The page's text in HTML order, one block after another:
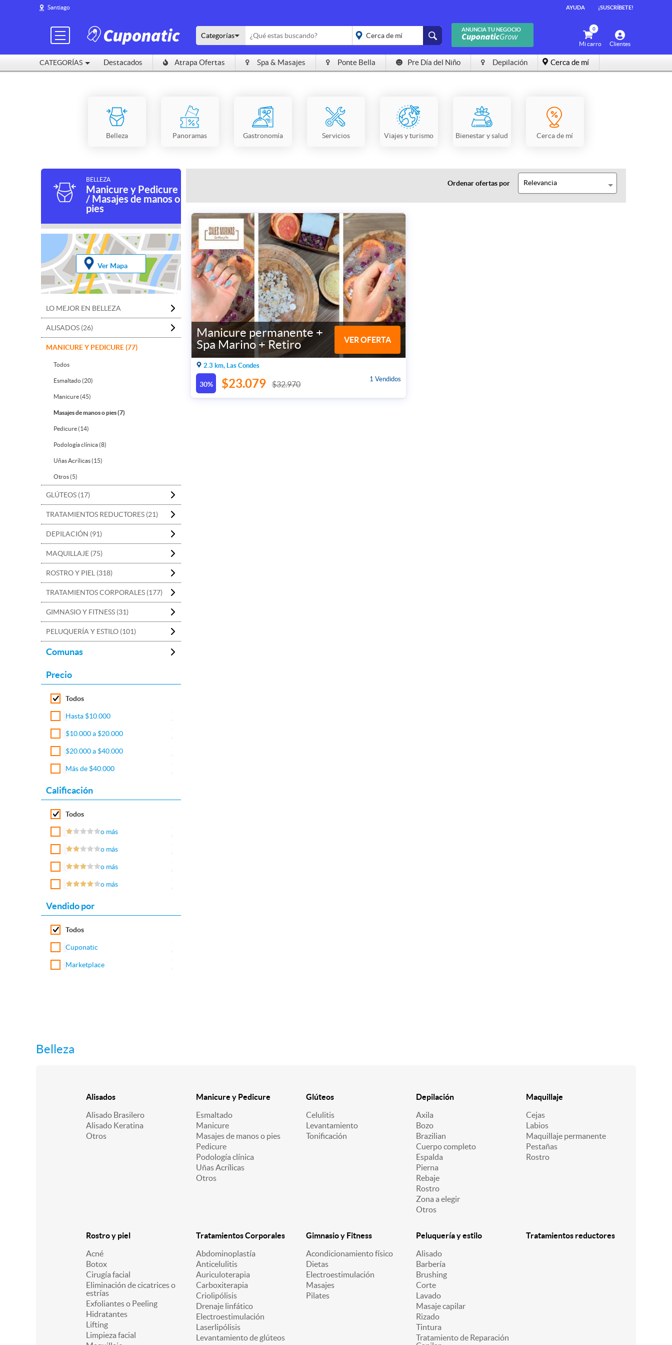
Santiago AYUDA ¡SUSCRÍBETE!
CATEGORÍAS
ANUNCIA TU NEGOCIO
Clientes
Categorías
placeholder="Todo el
0
Mi carro
Destacados Atrapa Ofertas Spa & Masajes Ponte Bella Pre Día del Niño Depilación Cerca de mí
Belleza Panoramas Gastronomía Servicios Viajes y turismo Bienestar y salud Cerca de mí
BELLEZA
Manicure y Pedicure
/ Masajes de manos o
pies
Ver Mapa
LO MEJOR EN BELLEZA
ALISADOS (26)
MANICURE Y PEDICURE (77)
Todos
Esmaltado (20)
Manicure (45)
Masajes de manos o pies (7)
Pedicure (14)
Podología clínica (8)
Uñas Acrílicas (15)
Otros (5)
GLÚTEOS (17)
TRATAMIENTOS REDUCTORES (21)
DEPILACIÓN (91)
MAQUILLAJE (75)
ROSTRO Y PIEL (318)
TRATAMIENTOS CORPORALES (177)
GIMNASIO Y FITNESS (31)
PELUQUERÍA Y ESTILO (101)
Comunas
Precio
Todos
Hasta $10.000
$10.000 a $20.000
$20.000 a $40.000
Más de $40.000
Calificación
Todos
o más
o más
o más
o más
Vendido por
Todos
Cuponatic
Marketplace
Ordenar ofertas por Relevancia
Manicure permanente +
Spa Marino + Retiro
VER OFERTA
2.3 km, Las Condes
30%
1 Vendidos
$23.079 $32.970
Belleza
Alisados
Alisado Brasilero
Alisado Keratina
Otros
Manicure y Pedicure
Esmaltado
Manicure
Masajes de manos o pies
Pedicure
Podología clínica
Uñas Acrílicas
Otros
Glúteos
Celulitis
Levantamiento
Tonificación
Depilación
Axila
Bozo
Brazilian
Cuerpo completo
Espalda
Pierna
Rebaje
Rostro
Zona a elegir
Otros
Maquillaje
Cejas
Labios
Maquillaje permanente
Pestañas
Rostro
Rostro y piel
Acné
Botox
Cirugía facial
Eliminación de cicatrices o
estrías
Exfoliantes o Peeling
Hidratantes
Lifting
Limpieza facial
Tratamientos Corporales
Abdominoplastía
Anticelulitis
Auriculoterapia
Carboxiterapia
Criolipólisis
Drenaje linfático
Electroestimulación
Laserlipólisis
Levantamiento de glúteos
Gimnasio y Fitness
Acondicionamiento físico
Dietas
Electroestimulación
Masajes
Pilates
Peluquería y estilo
Alisado
Barbería
Brushing
Corte
Lavado
Masaje capilar
Rizado
Tintura
Tratamiento de Reparación
Tratamientos reductores